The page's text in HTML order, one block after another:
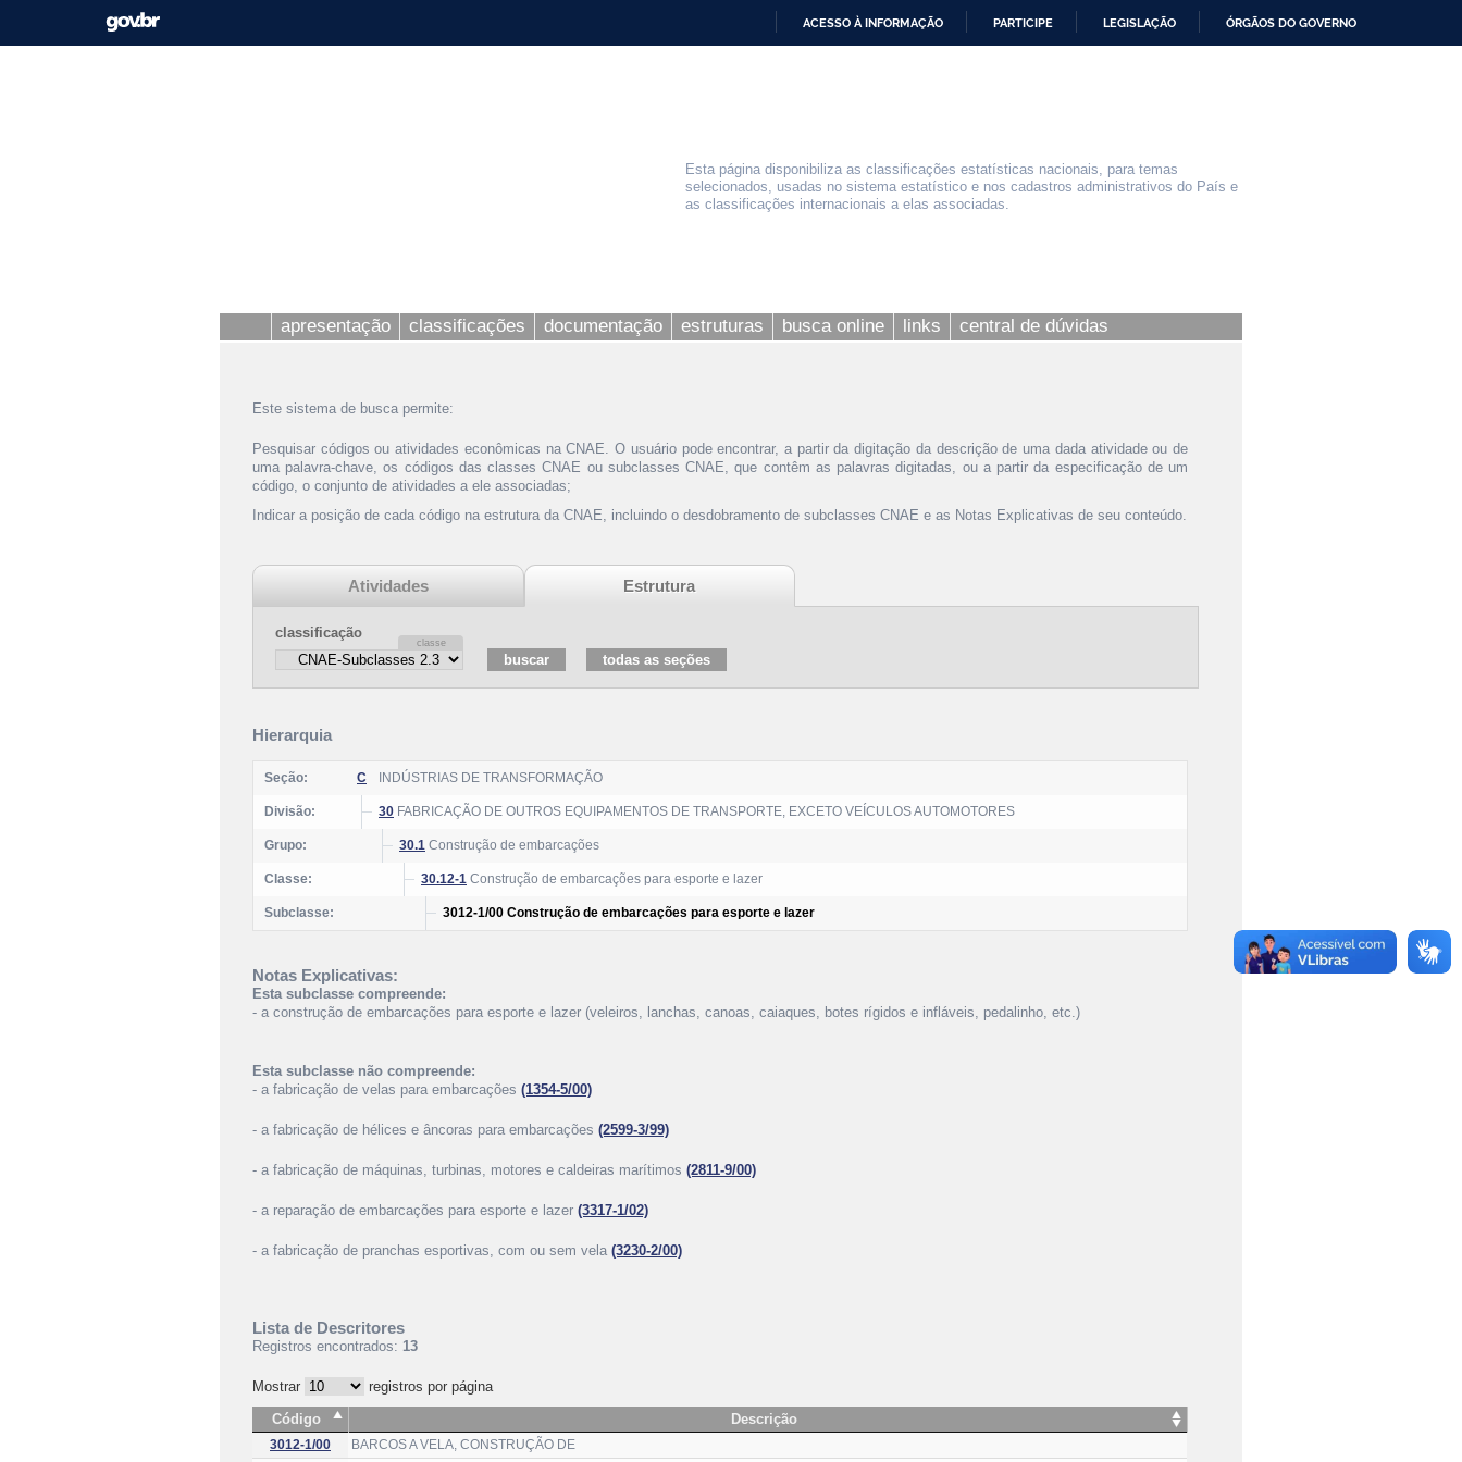
ACESSO À INFORMAÇÃO PARTICIPE LEGISLAÇÃO ÓRGÃOS DO GOVERNO
Esta página disponibiliza as classificações estatísticas nacionais, para temas
selecionados, usadas no sistema estatístico e nos cadastros administrativos do País e
as classificações internacionais a elas associadas.
apresentação classificações documentação estruturas busca online links central de dúvidas
Este sistema de busca permite:
Pesquisar códigos ou atividades econômicas na CNAE. O usuário pode encontrar, a partir da digitação da descrição de uma dada atividade ou de
uma palavra-chave, os códigos das classes CNAE ou subclasses CNAE, que contêm as palavras digitadas, ou a partir da especificação de um
código, o conjunto de atividades a ele associadas;
Indicar a posição de cada código na estrutura da CNAE, incluindo o desdobramento de subclasses CNAE e as Notas Explicativas de seu conteúdo.
Atividades Estrutura
classificação
Hierarquia
Seção: C INDÚSTRIAS DE TRANSFORMAÇÃO
Divisão: 30 FABRICAÇÃO DE OUTROS EQUIPAMENTOS DE TRANSPORTE, EXCETO VEÍCULOS AUTOMOTORES
Grupo: 30.1 Construção de embarcações
Classe: 30.12-1 Construção de embarcações para esporte e lazer
Subclasse: 3012-1/00 Construção de embarcações para esporte e lazer
Notas Explicativas:
Esta subclasse compreende:
- a construção de embarcações para esporte e lazer (veleiros, lanchas, canoas, caiaques, botes rígidos e infláveis, pedalinho, etc.)
Esta subclasse não compreende:
- a fabricação de velas para embarcações (1354-5/00)
- a fabricação de hélices e âncoras para embarcações (2599-3/99)
- a fabricação de máquinas, turbinas, motores e caldeiras marítimos (2811-9/00)
- a reparação de embarcações para esporte e lazer (3317-1/02)
- a fabricação de pranchas esportivas, com ou sem vela (3230-2/00)
Lista de Descritores
Registros encontrados: 13
Mostrar
registros por página
Código
Descrição
3012-1/00 BARCOS A VELA, CONSTRUÇÃO DE